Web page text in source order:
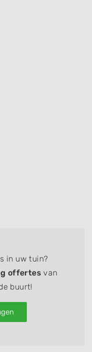
in uw tuin?
offertes van
buurt!